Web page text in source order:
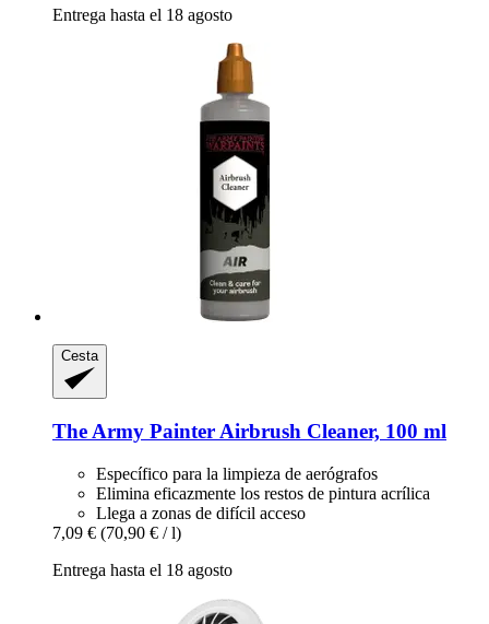
Entrega hasta el 18 agosto
Cesta
The Army Painter Airbrush Cleaner, 100 ml
Específico para la limpieza de aerógrafos
Elimina eficazmente los restos de pintura acrílica
Llega a zonas de difícil acceso
7,09 € (70,90 € / l)
Entrega hasta el 18 agosto